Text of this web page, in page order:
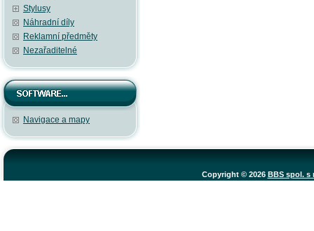
Stylusy
Náhradní díly
Reklamní předměty
Nezařaditelné
Navigace a mapy
Copyright © 2026 BBS spol. s